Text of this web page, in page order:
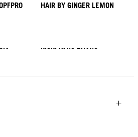
HAIR BY GINGER LEMON
KICKI YANG ZHANG